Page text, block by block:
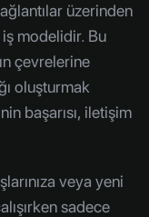
üzerinden
modelidir. Bu
çevrelerine
oluşturmak
başarısı, iletişim
veya yeni
sadece